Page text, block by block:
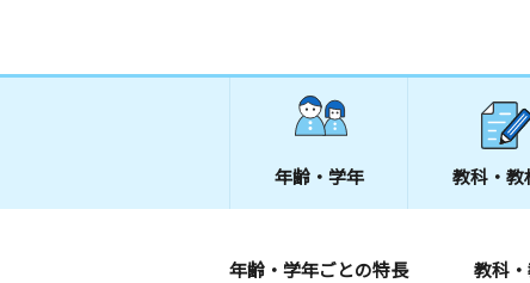
年齢・学年 教科・教
年齢・学年ごとの特長 教科